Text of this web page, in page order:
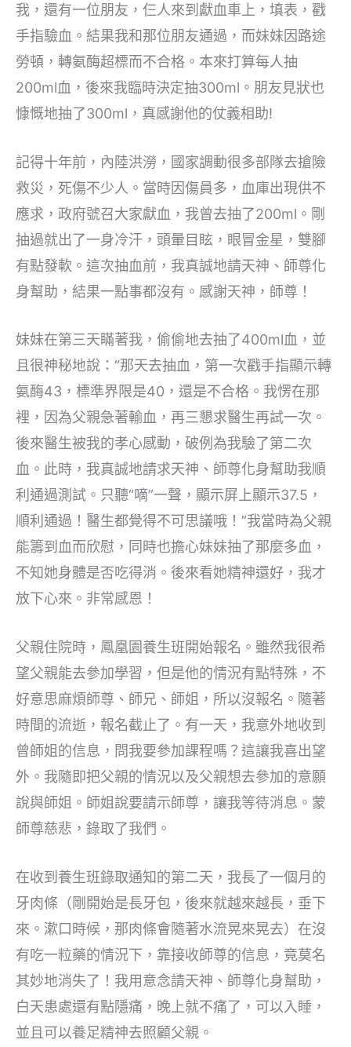
我，還有一位朋友，仨人來到獻血車上，填表，戳
手指驗血。結果我和那位朋友通過，而妹妹因路途
勞頓，轉氨酶超標而不合格。本來打算每人抽
200ml血，後來我臨時決定抽300ml。朋友見狀也
慷慨地抽了300ml，真感謝他的仗義相助!
記得十年前，內陸洪澇，國家調動很多部隊去搶險
救災，死傷不少人。當時因傷員多，血庫出現供不
應求，政府號召大家獻血，我曾去抽了200ml。剛
抽過就出了一身冷汗，頭暈目眩，眼冒金星，雙腳
有點發軟。這次抽血前，我真誠地請天神、師尊化
身幫助，結果一點事都沒有。感謝天神，師尊！
妹妹在第三天瞞著我，偷偷地去抽了400ml血，並
且很神秘地說：“那天去抽血，第一次戳手指顯示轉
氨酶43，標準界限是40，還是不合格。我愣在那
裡，因為父親急著輸血，再三懇求醫生再試一次。
後來醫生被我的孝心感動，破例為我驗了第二次
血。此時，我真誠地請求天神、師尊化身幫助我順
利通過測試。只聽“嘀”一聲，顯示屏上顯示37.5，
順利通過！醫生都覺得不可思議哦！”我當時為父親
能籌到血而欣慰，同時也擔心妹妹抽了那麼多血，
不知她身體是否吃得消。後來看她精神還好，我才
放下心來。非常感恩！
父親住院時，鳳凰園養生班開始報名。雖然我很希
望父親能去參加學習，但是他的情況有點特殊，不
好意思麻煩師尊、師兄、師姐，所以沒報名。隨著
時間的流逝，報名截止了。有一天，我意外地收到
曾師姐的信息，問我要參加課程嗎？這讓我喜出望
外。我隨即把父親的情況以及父親想去參加的意願
說與師姐。師姐說要請示師尊，讓我等待消息。蒙
師尊慈悲，錄取了我們。
在收到養生班錄取通知的第二天，我長了一個月的
牙肉條（剛開始是長牙包，後來就越來越長，垂下
來。漱口時候，那肉條會隨著水流晃來晃去）在沒
有吃一粒藥的情況下，靠接收師尊的信息，竟莫名
其妙地消失了！我用意念請天神、師尊化身幫助，
白天患處還有點隱痛，晚上就不痛了，可以入睡，
並且可以養足精神去照顧父親。